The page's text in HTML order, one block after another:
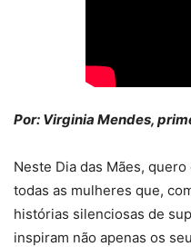
Por: Virginia Mendes,
Neste Dia das Mães,
todas as mulheres que,
histórias silenciosas de
inspiram não apenas os